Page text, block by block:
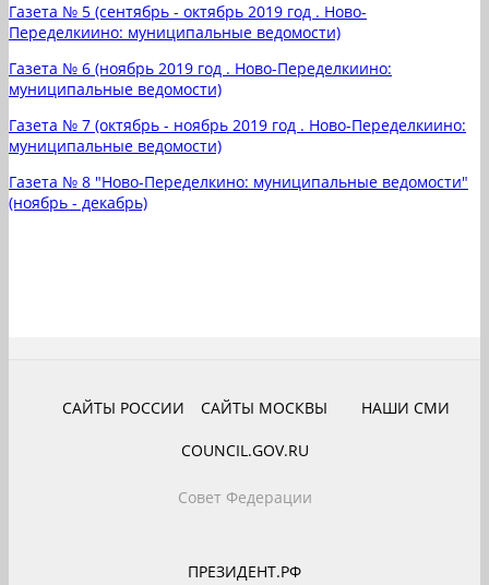
Газета № 5 (сентябрь - октябрь 2019 год . Ново-
Переделкиино: муниципальные ведомости)
Газета № 6 (ноябрь 2019 год . Ново-Переделкиино:
муниципальные ведомости)
Газета № 7 (октябрь - ноябрь 2019 год . Ново-Переделкиино:
муниципальные ведомости)
Газета № 8 "Ново-Переделкино: муниципальные ведомости"
(ноябрь - декабрь)
САЙТЫ РОССИИ САЙТЫ МОСКВЫ НАШИ СМИ
COUNCIL.GOV.RU
Совет Федерации
ПРЕЗИДЕНТ.РФ